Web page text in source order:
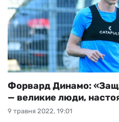
РІЗНЕ
БУКМЕКЕРИ
9 травня 2022, 19:01
Форвард Динамо:
— великие люди,